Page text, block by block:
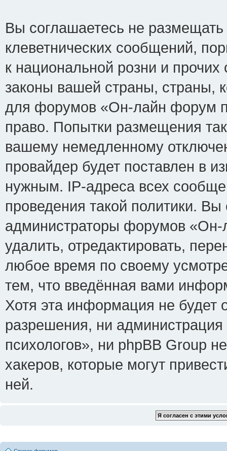
Вы соглашаетесь не
клеветнических сообщений,
к национальной розни и
законы вашей страны, страны,
для форумов «Он-лайн форум
право. Попытки размещения
вашему немедленному
провайдер будет поставлен в
нужным. IP-адреса всех
проведения такой политики.
администраторы форумов
удалить, отредактировать,
любое время по своему
тем, что введённая вами
Хотя эта информация не будет
разрешения, ни
психологов», ни phpBB Group
хакеров, которые могут
ней.